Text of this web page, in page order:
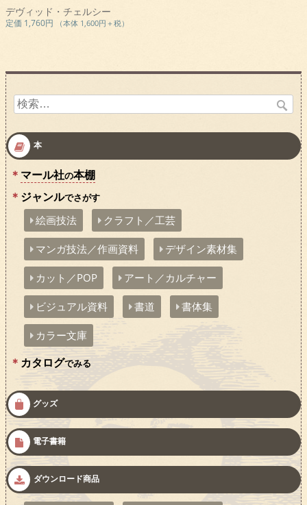
デヴィッド・チェルシー
定価 1,760円 （本体 1,600円＋税）
検
本
マール社の本棚
ジャンルでさがす
絵画技法 クラフト／工芸
マンガ技法／作画資料 デザイン素材集
カット／POP アート／カルチャー
ビジュアル資料 書道 書体集
カラー文庫
カタログでみる
グッズ
電子書籍
ダウンロード商品